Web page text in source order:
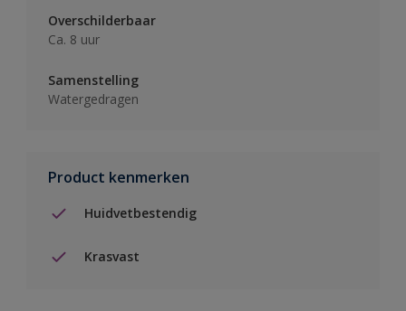
Overschilderbaar
Ca. 8 uur
Samenstelling
Watergedragen
Product kenmerken
Huidvetbestendig
Krasvast